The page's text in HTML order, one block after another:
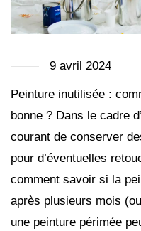
9 avril 2024
Peinture inutilisée :
bonne ? Dans le cadre
courant de conserver
pour d’éventuelles
comment savoir si la
après plusieurs mois
une peinture périmée